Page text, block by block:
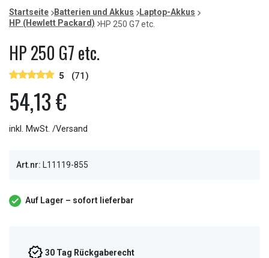
0
of
1
Startseite Batterien und Akkus
Laptop-Akkus
HP (Hewlett Packard)
HP 250 G7 etc.
HP 250 G7 etc.
5 (71)
54,13 €
inkl. MwSt. /Versand
Art.nr: L11119-855
Auf Lager – sofort lieferbar
30 Tag Rückgaberecht